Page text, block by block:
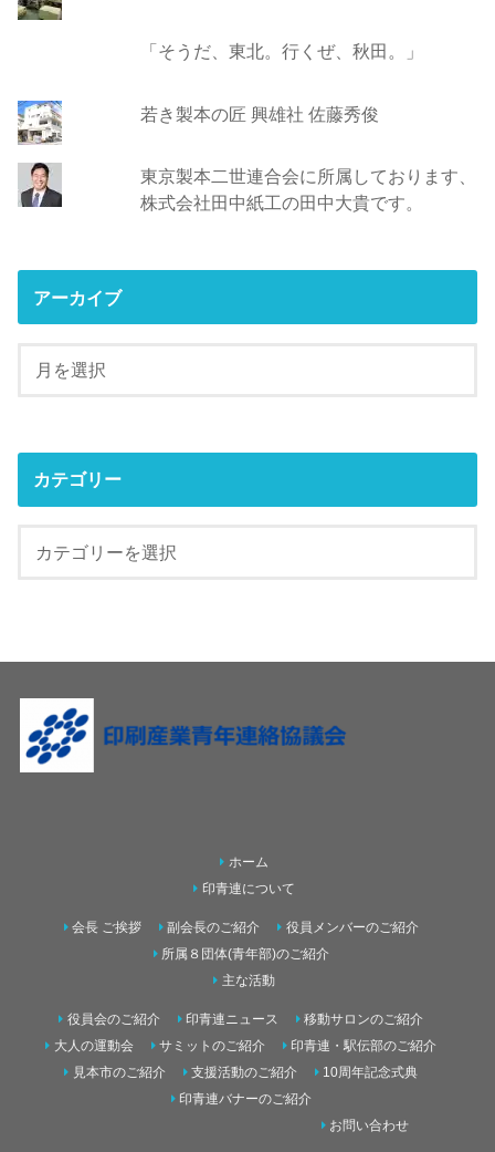
「そうだ、東北。行くぜ、秋田。」
若き製本の匠 興雄社 佐藤秀俊
東京製本二世連合会に所属しております、
株式会社田中紙工の田中大貴です。
アーカイブ
カテゴリー
ホーム
印青連について
会長 ご挨拶 副会長のご紹介
役員メンバーのご紹介
所属８団体(青年部)のご紹介
主な活動
役員会のご紹介 印青連ニュース
移動サロンのご紹介
大人の運動会
サミットのご紹介
印青連・駅伝部のご紹介
見本市のご紹介
支援活動のご紹介
10周年記念式典
印青連バナーのご紹介
お問い合わせ